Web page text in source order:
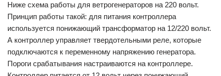
Ниже схема работы для ветрогенераторов на 220 вольт.
Принцип работы такой: для питания контроллера
используется понижающий трансформатор на 12/220 вольт.
А контроллер управляет твердотельными реле, которые
подключаются к переменному напряжению генератора.
Пороги срабатывания настраиваются на контроллере.